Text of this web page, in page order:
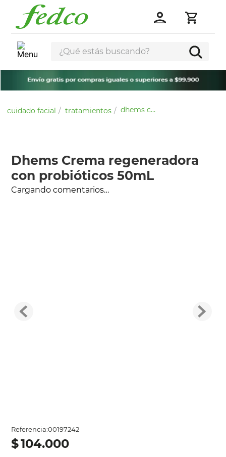
cuidado facial tratamientos dhems crema regeneradora con probióticos 50ml
Dhems Crema regeneradora
con probióticos 50mL
Cargando comentarios…
Referencia:00197242
$104.000